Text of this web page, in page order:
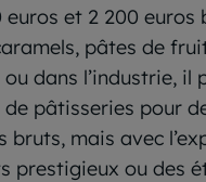
euros et 2 200
pâtes de
dans l’industrie,
pâtisseries pour
bruts, mais avec
prestigieux ou des